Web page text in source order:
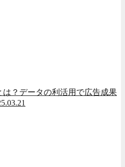
は？データの利活用で広告成果